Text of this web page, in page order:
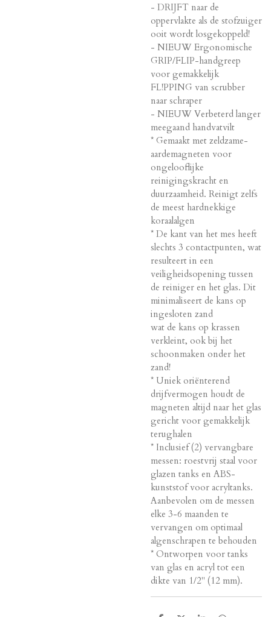
- DRIJFT naar de
oppervlakte als de stofzuiger
ooit wordt losgekoppeld!
- NIEUW Ergonomische
GRIP/FLIP-handgreep
voor gemakkelijk
FL!PPING van scrubber
naar schraper
- NIEUW Verbeterd langer
meegaand handvatvilt
* Gemaakt met zeldzame-
aardemagneten voor
ongelooflijke
reinigingskracht en
duurzaamheid. Reinigt zelfs
de meest hardnekkige
koraalalgen
* De kant van het mes heeft
slechts 3 contactpunten, wat
resulteert in een
veiligheidsopening tussen
de reiniger en het glas. Dit
minimaliseert de kans op
ingesloten zand
wat de kans op krassen
verkleint, ook bij het
schoonmaken onder het
zand!
* Uniek oriënterend
drijfvermogen houdt de
magneten altijd naar het glas
gericht voor gemakkelijk
terughalen
* Inclusief (2) vervangbare
messen: roestvrij staal voor
glazen tanks en ABS-
kunststof voor acryltanks.
Aanbevolen om de messen
elke 3-6 maanden te
vervangen om optimaal
algenschrapen te behouden
* Ontworpen voor tanks
van glas en acryl tot een
dikte van 1/2" (12 mm).